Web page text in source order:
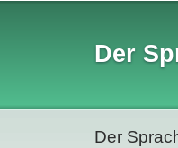
Der
Der